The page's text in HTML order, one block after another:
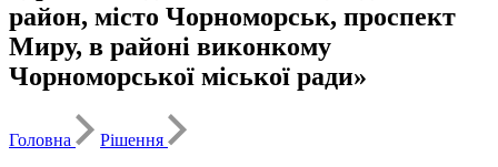
район, місто Чорноморськ, проспект
Миру, в районі виконкому
Чорноморської міської ради»
Головна
Рішення